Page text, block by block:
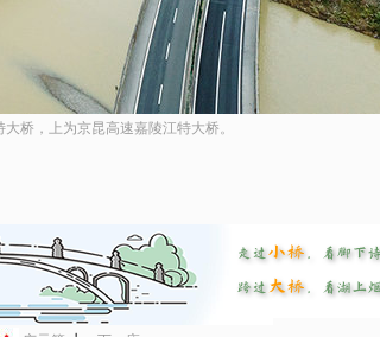
桥，上为京昆高速嘉陵江特大桥。